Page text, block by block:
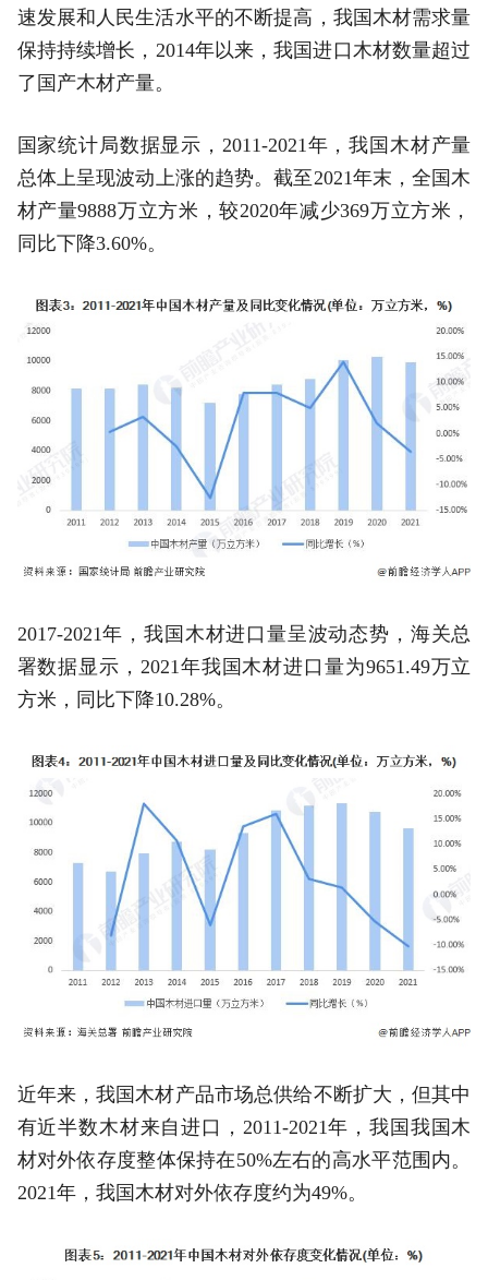
速发展和人民生活水平的不断提高，我国木材需求量
保持持续增长，2014年以来，我国进口木材数量超过
了国产木材产量。
国家统计局数据显示，2011-2021年，我国木材产量
总体上呈现波动上涨的趋势。截至2021年末，全国木
材产量9888万立方米，较2020年减少369万立方米，
同比下降3.60%。
2017-2021年，我国木材进口量呈波动态势，海关总
署数据显示，2021年我国木材进口量为9651.49万立
方米，同比下降10.28%。
近年来，我国木材产品市场总供给不断扩大，但其中
有近半数木材来自进口，2011-2021年，我国我国木
材对外依存度整体保持在50%左右的高水平范围内。
2021年，我国木材对外依存度约为49%。